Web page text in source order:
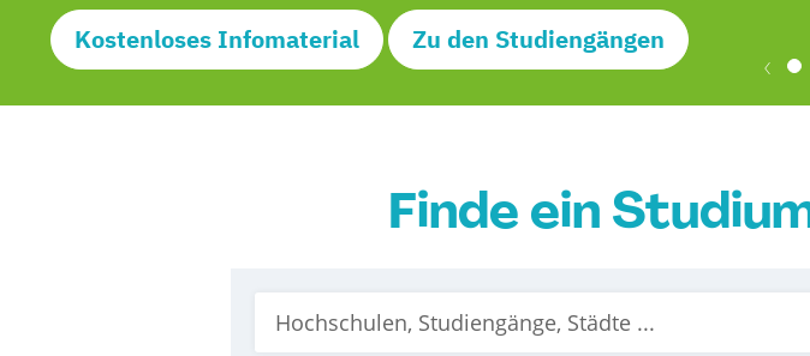
Kostenloses Infomaterial Zu den Studiengängen
Finde ein